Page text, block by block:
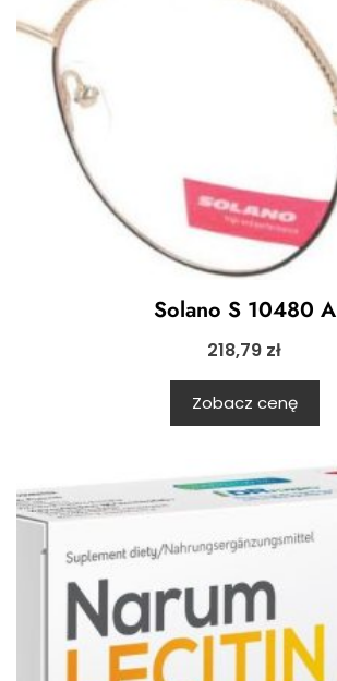
Solano S 10480 A
218,79 zł
Zobacz cenę